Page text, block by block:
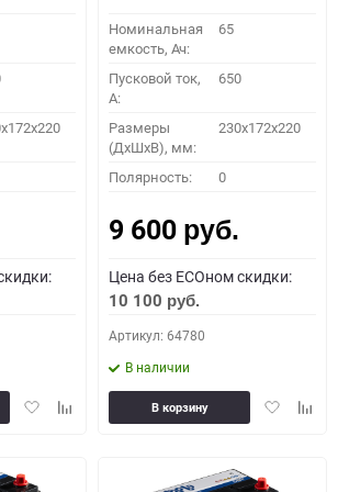
ДобавитьДобавить
Номинальная
емкость, Ач:
65
Пусковой ток,
A:
650
Размеры
(ДхШхВ), мм:
230x172x220
Полярность: 0
9 600 руб.
Цена без ECOном скидки:
10 100 руб.
Артикул: 64780
В наличии
Добавить
В корзину